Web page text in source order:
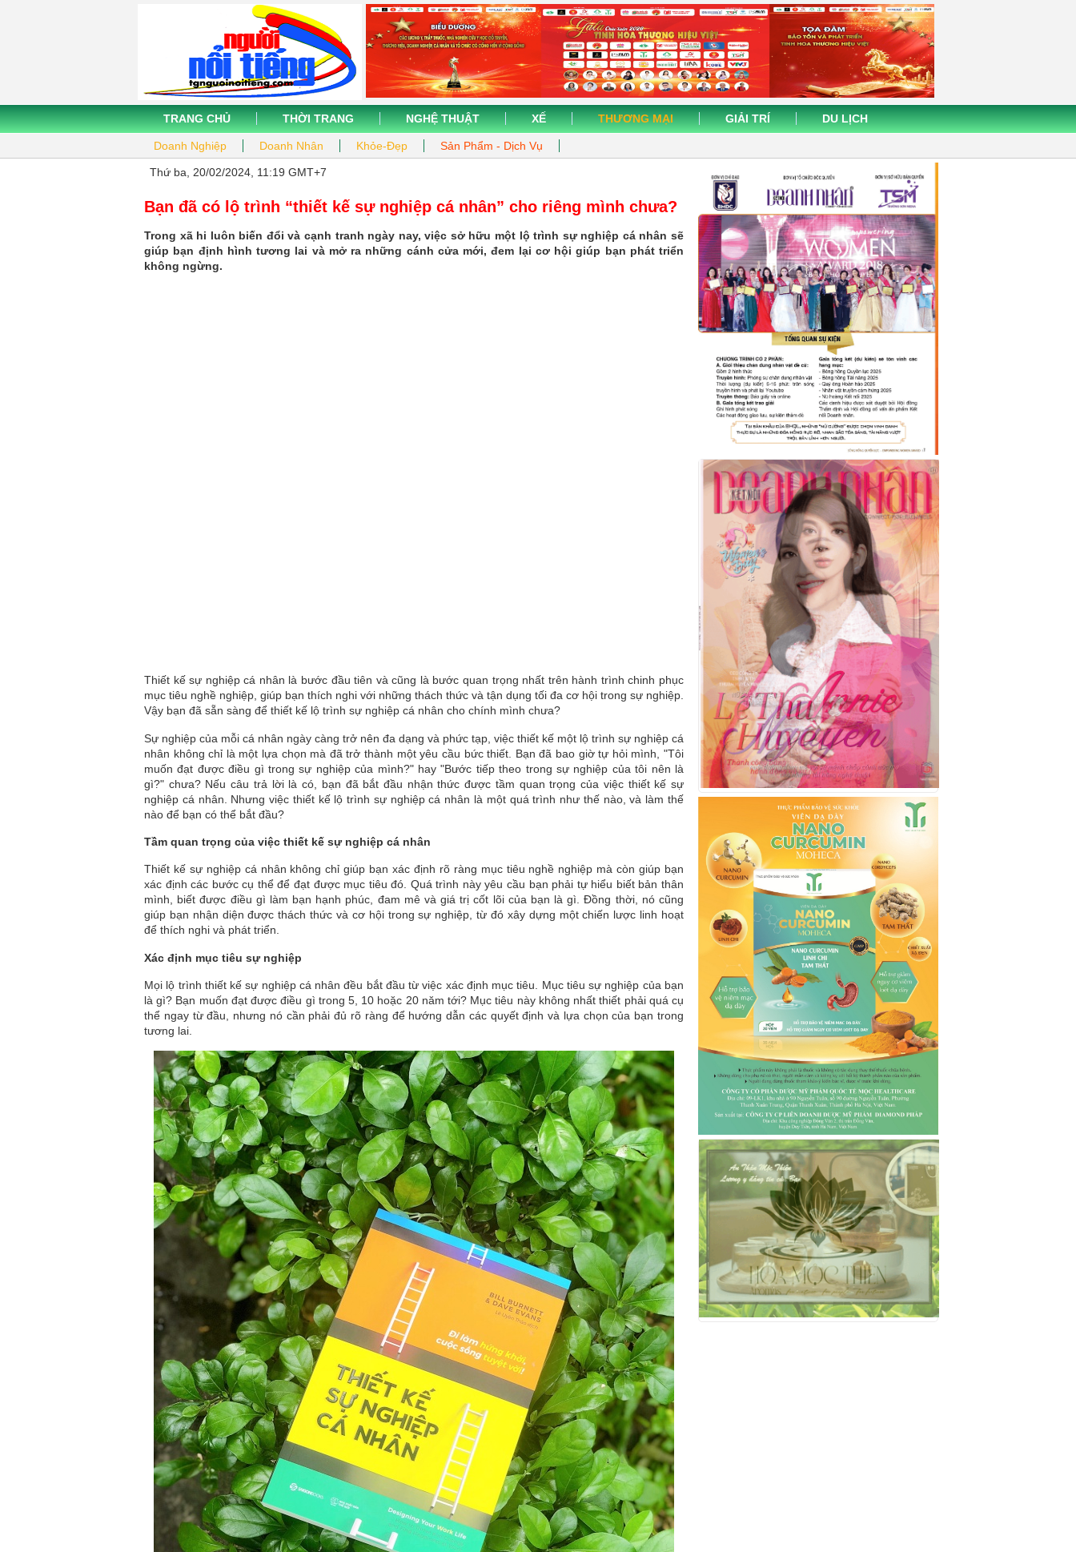
TRANG CHỦ THỜI TRANG NGHỆ THUẬT XẾ THƯƠNG MẠI
Doanh Nghiệp Doanh Nhân Khỏe-Đẹp Sản Phẩm - Dịch Vụ
GIẢI TRÍ DU LỊCH
Thứ ba, 20/02/2024, 11:19 GMT+7
Bạn đã có lộ trình “thiết kế sự nghiệp cá nhân” cho riêng mình chưa?
Trong xã hi luôn biến đổi và cạnh tranh ngày nay, việc sở hữu một lộ trình sự nghiệp cá nhân sẽ
giúp bạn định hình tương lai và mở ra những cánh cửa mới, đem lại cơ hội giúp bạn phát triển
không ngừng.
Thiết kế sự nghiệp cá nhân là bước đầu tiên và cũng là bước quan trọng nhất trên hành trình chinh phục
mục tiêu nghề nghiệp, giúp bạn thích nghi với những thách thức và tận dụng tối đa cơ hội trong sự nghiệp.
Vậy bạn đã sẵn sàng để thiết kế lộ trình sự nghiệp cá nhân cho chính mình chưa?
Sự nghiệp của mỗi cá nhân ngày càng trở nên đa dạng và phức tạp, việc thiết kế một lộ trình sự nghiệp cá
nhân không chỉ là một lựa chọn mà đã trở thành một yêu cầu bức thiết. Bạn đã bao giờ tự hỏi mình, "Tôi
muốn đạt được điều gì trong sự nghiệp của mình?" hay "Bước tiếp theo trong sự nghiệp của tôi nên là
gì?" chưa? Nếu câu trả lời là có, bạn đã bắt đầu nhận thức được tầm quan trọng của việc thiết kế sự
nghiệp cá nhân. Nhưng việc thiết kế lộ trình sự nghiệp cá nhân là một quá trình như thế nào, và làm thế
nào để bạn có thể bắt đầu?
Tầm quan trọng của việc thiết kế sự nghiệp cá nhân
Thiết kế sự nghiệp cá nhân không chỉ giúp bạn xác định rõ ràng mục tiêu nghề nghiệp mà còn giúp bạn
xác định các bước cụ thể để đạt được mục tiêu đó. Quá trình này yêu cầu bạn phải tự hiểu biết bản thân
mình, biết được điều gì làm bạn hạnh phúc, đam mê và giá trị cốt lõi của bạn là gì. Đồng thời, nó cũng
giúp bạn nhận diện được thách thức và cơ hội trong sự nghiệp, từ đó xây dựng một chiến lược linh hoạt
để thích nghi và phát triển.
Xác định mục tiêu sự nghiệp
Mọi lộ trình thiết kế sự nghiệp cá nhân đều bắt đầu từ việc xác định mục tiêu. Mục tiêu sự nghiệp của bạn
là gì? Bạn muốn đạt được điều gì trong 5, 10 hoặc 20 năm tới? Mục tiêu này không nhất thiết phải quá cụ
thể ngay từ đầu, nhưng nó cần phải đủ rõ ràng để hướng dẫn các quyết định và lựa chọn của bạn trong
tương lai.